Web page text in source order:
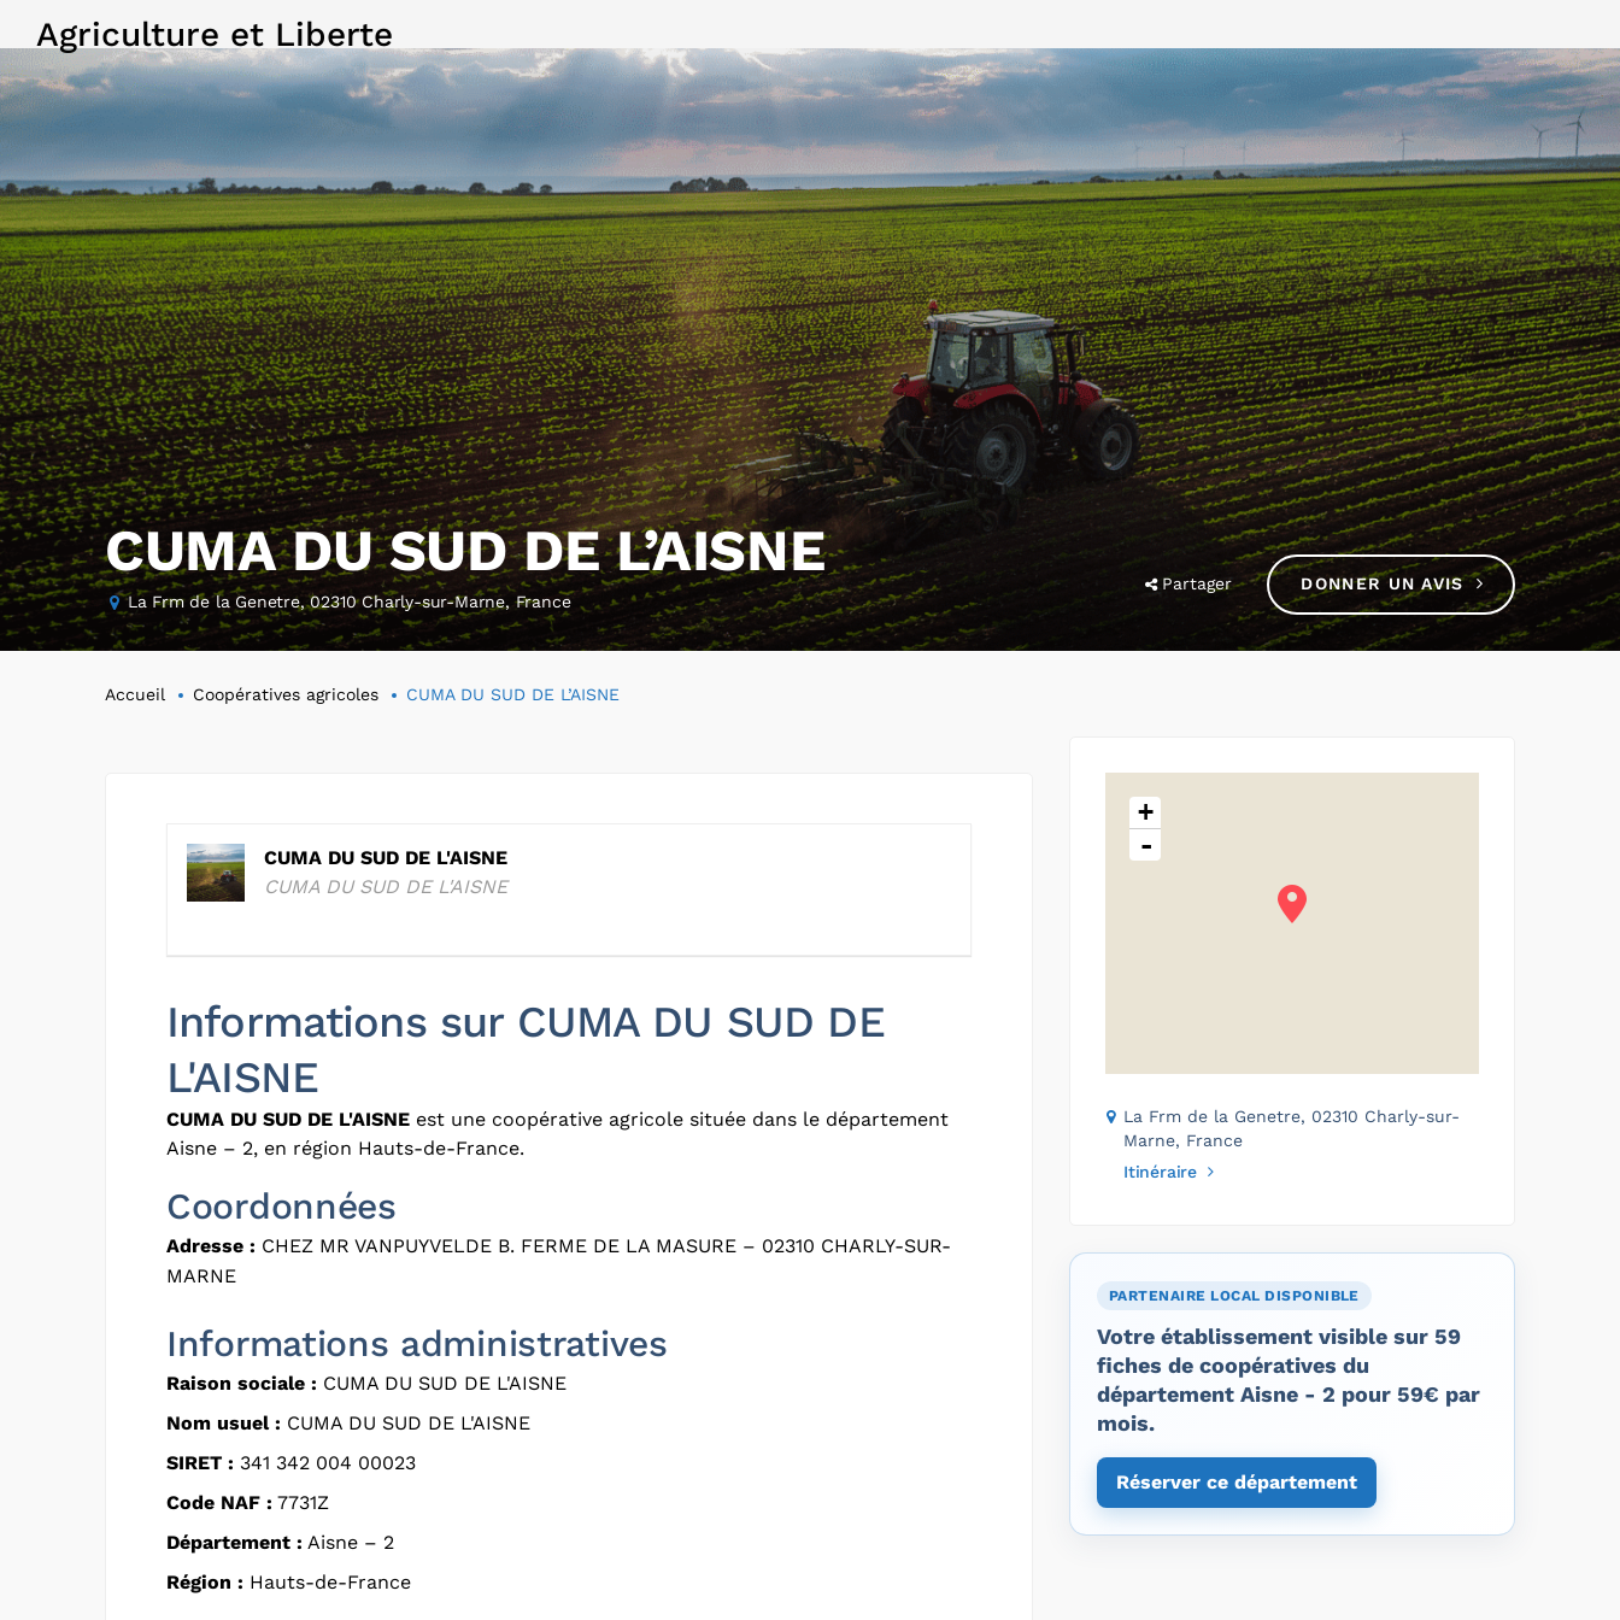
Agriculture et Liberte
CUMA DU SUD DE L’AISNE
La Frm de la Genetre, 02310 Charly-sur-Marne, France
Partager DONNER UN AVIS
Accueil Coopératives agricoles CUMA DU SUD DE L’AISNE
CUMA DU SUD DE L'AISNE
CUMA DU SUD DE L'AISNE
Informations sur CUMA DU SUD DE
L'AISNE
CUMA DU SUD DE L'AISNE est une coopérative agricole située dans le département
Aisne – 2, en région Hauts-de-France.
Coordonnées
Adresse : CHEZ MR VANPUYVELDE B. FERME DE LA MASURE – 02310 CHARLY-SUR-
MARNE
Informations administratives
Raison sociale : CUMA DU SUD DE L'AISNE
Nom usuel : CUMA DU SUD DE L'AISNE
SIRET : 341 342 004 00023
Code NAF : 7731Z
Département : Aisne – 2
Région : Hauts-de-France
+
-
La Frm de la Genetre, 02310 Charly-sur-
Marne, France
Itinéraire
PARTENAIRE LOCAL DISPONIBLE
Votre établissement visible sur 59
fiches de coopératives du
département Aisne - 2 pour 59€ par
mois.
Réserver ce département